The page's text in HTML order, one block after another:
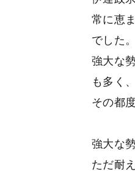
常に恵
でした。
強大な
も多く、
その都
強大な
ただ耐